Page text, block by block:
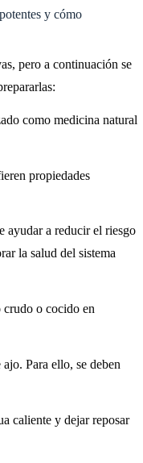
y cómo
pero a continuación se
como medicina natural
propiedades
ayudar a reducir el riesgo
la salud del sistema
crudo o cocido en
Para ello, se deben
caliente y dejar reposar